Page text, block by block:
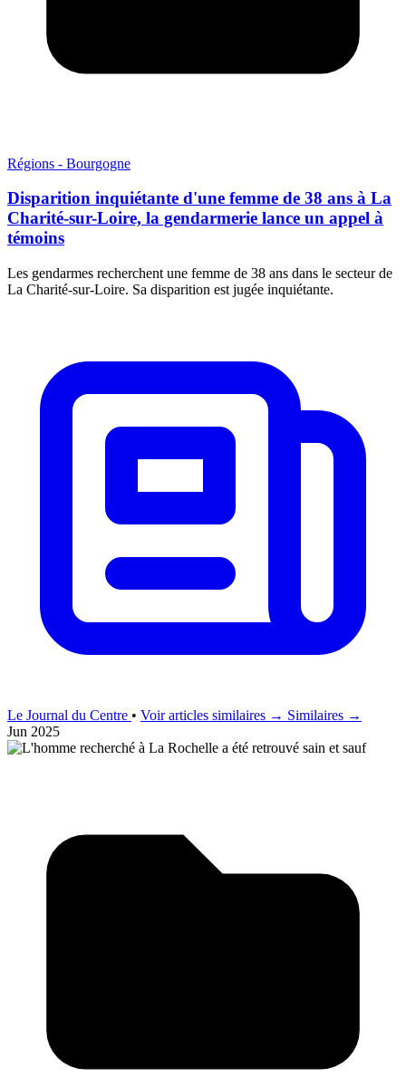
Régions - Bourgogne
Disparition inquiétante d'une femme de 38 ans à La
Charité-sur-Loire, la gendarmerie lance un appel à
témoins
Les gendarmes recherchent une femme de 38 ans dans le secteur de
La Charité-sur-Loire. Sa disparition est jugée inquiétante.
Le Journal du Centre • Voir articles similaires → Similaires →
Jun 2025